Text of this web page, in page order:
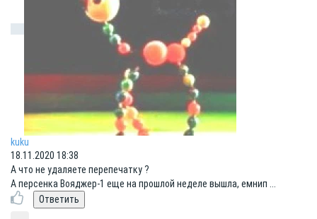
kuku
18.11.2020 18:38
А что не удаляете перепечатку ?
А персенка Вояджер-1 еще на прошлой неделе вышла, емнип ...